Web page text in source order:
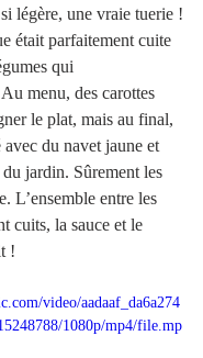
légère, une vraie tuerie !
était parfaitement cuite
qui
menu, des carottes
le plat, mais au final,
du navet jaune et
jardin. Sûrement les
L’ensemble entre les
cuits, la sauce et le
!
video/aadaaf_da6a274
1080p/mp4/file.mp